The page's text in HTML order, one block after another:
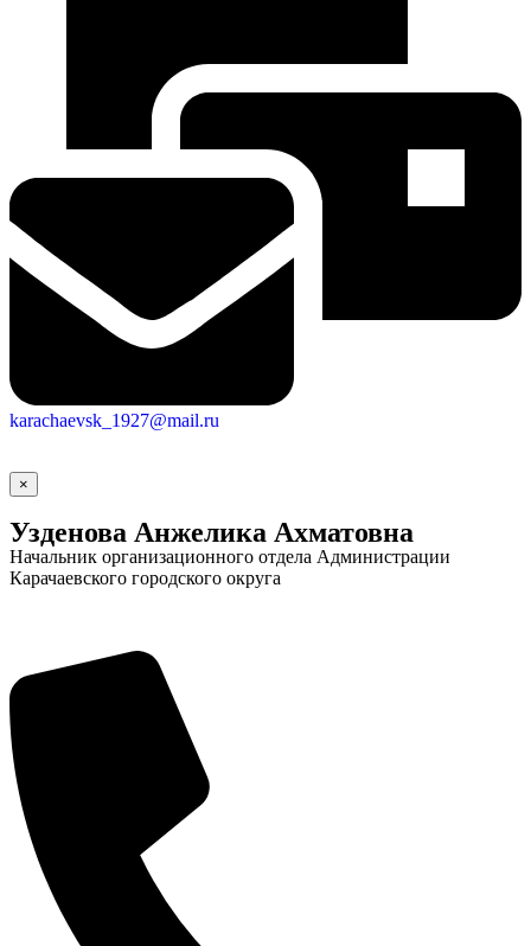
karachaevsk_1927@mail.ru
×
Узденова Анжелика Ахматовна
Начальник организационного отдела Администрации
Карачаевского городского округа